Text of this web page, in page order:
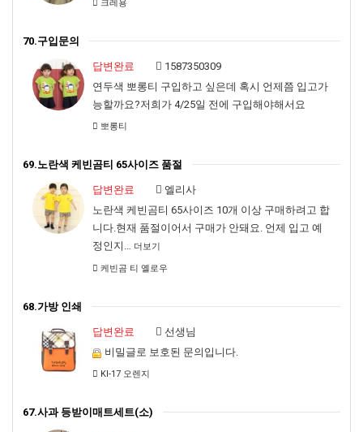
크레용
70.구입문의
답변완료
1587350309
연두색 뽀롱티 구입하고 싶은데 혹시 언제쯤 입고가
능할까요?저희가 4/25일 전에 구입해야해서요
뽀롱티
69.노란색 케빈곰티 65사이즈 품절
답변완료
엘리사
노란색 케빈곰티 65사이즈 10개 이상 구매하려고 합
니다.현재 품절이어서 구매가 안돼요. 언제 입고 예
정인지… 더보기
케빈곰 티 옐로우
68.가방 인쇄
답변완료
선생님
비밀글로 보호된 문의입니다.
KI-17 오렌지
67.사과 등받이매트세트(소)